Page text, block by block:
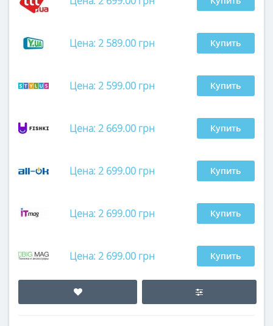
Цена: 2 589.00 грн Купить
Цена: 2 599.00 грн Купить
Цена: 2 669.00 грн Купить
Цена: 2 699.00 грн Купить
Цена: 2 699.00 грн Купить
Цена: 2 699.00 грн Купить